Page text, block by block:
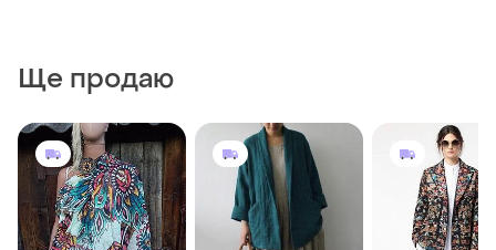
Ще продаю